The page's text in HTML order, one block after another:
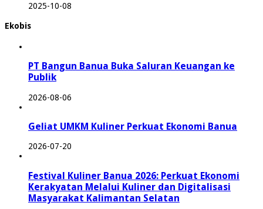
2025-10-08
Ekobis
PT Bangun Banua Buka Saluran Keuangan ke
Publik
2026-08-06
Geliat UMKM Kuliner Perkuat Ekonomi Banua
2026-07-20
Festival Kuliner Banua 2026: Perkuat Ekonomi
Kerakyatan Melalui Kuliner dan Digitalisasi
Masyarakat Kalimantan Selatan